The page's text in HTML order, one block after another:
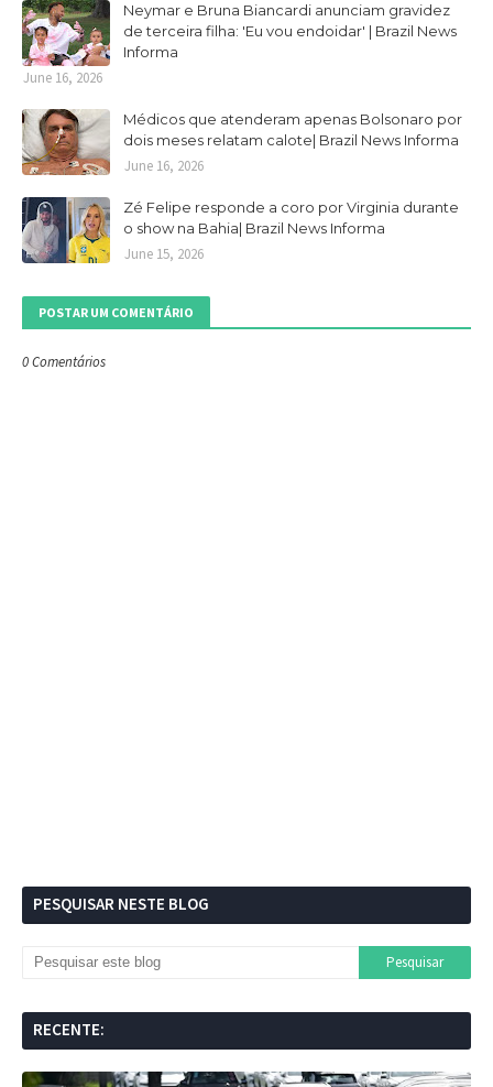
Neymar e Bruna Biancardi anunciam gravidez
de terceira filha: 'Eu vou endoidar' | Brazil News
Informa
June 16, 2026
Médicos que atenderam apenas Bolsonaro por
dois meses relatam calote| Brazil News Informa
June 16, 2026
Zé Felipe responde a coro por Virginia durante
o show na Bahia| Brazil News Informa
June 15, 2026
POSTAR UM COMENTÁRIO
0 Comentários
PESQUISAR NESTE BLOG
RECENTE: